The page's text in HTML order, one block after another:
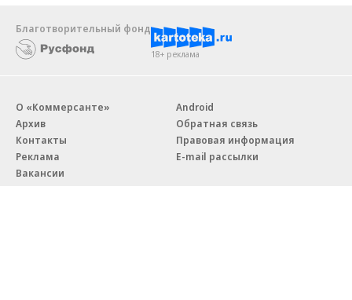
Благотворительный фонд
18+ реклама
О «Коммерсанте»
Архив
Контакты
Реклама
Вакансии
Android
Обратная связь
Правовая информация
E-mail рассылки